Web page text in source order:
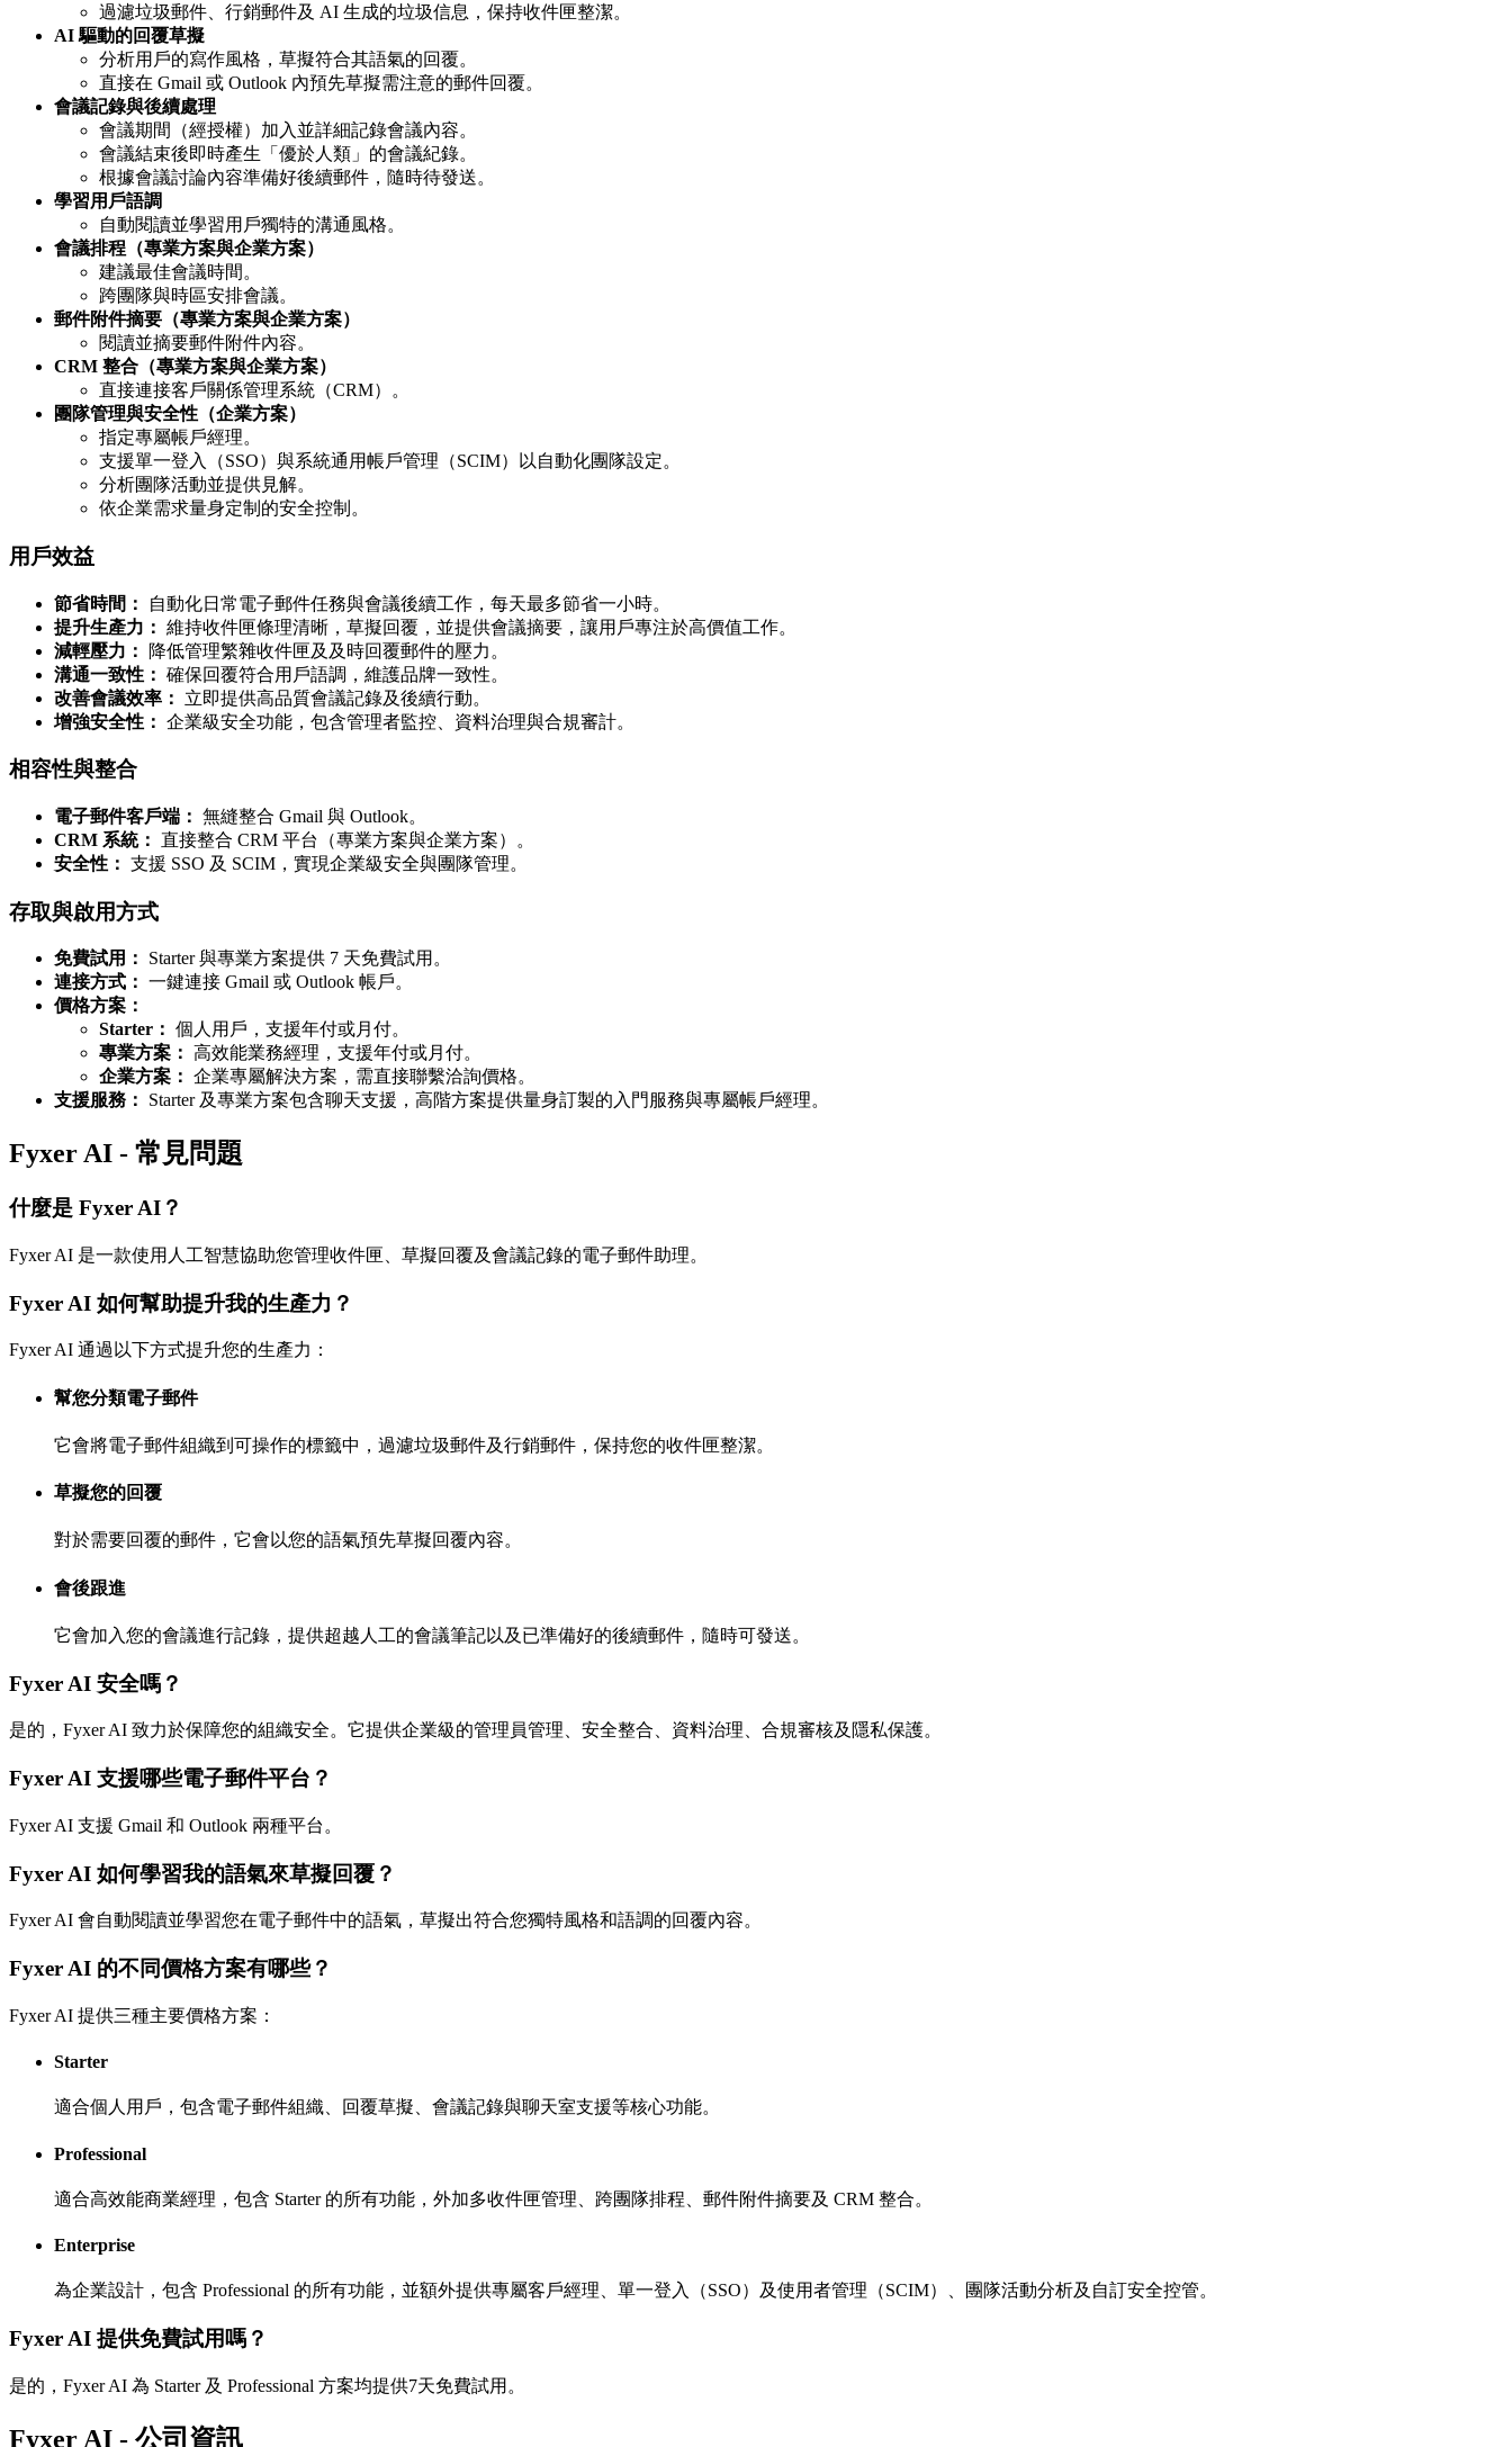
過濾垃圾郵件、行銷郵件及 AI 生成的垃圾信息，保持收件匣整潔。
AI 驅動的回覆草擬
分析用戶的寫作風格，草擬符合其語氣的回覆。
直接在 Gmail 或 Outlook 內預先草擬需注意的郵件回覆。
會議記錄與後續處理
會議期間（經授權）加入並詳細記錄會議內容。
會議結束後即時產生「優於人類」的會議紀錄。
根據會議討論內容準備好後續郵件，隨時待發送。
學習用戶語調
自動閱讀並學習用戶獨特的溝通風格。
會議排程（專業方案與企業方案）
建議最佳會議時間。
跨團隊與時區安排會議。
郵件附件摘要（專業方案與企業方案）
閱讀並摘要郵件附件內容。
CRM 整合（專業方案與企業方案）
直接連接客戶關係管理系統（CRM）。
團隊管理與安全性（企業方案）
指定專屬帳戶經理。
支援單一登入（SSO）與系統通用帳戶管理（SCIM）以自動化團隊設定。
分析團隊活動並提供見解。
依企業需求量身定制的安全控制。
用戶效益
節省時間：
自動化日常電子郵件任務與會議後續工作，每天最多節省一小時。
提升生產力： 維持收件匣條理清晰，草擬回覆，並提供會議摘要，讓用戶專注於高價值工作。
減輕壓力：
降低管理繁雜收件匣及及時回覆郵件的壓力。
溝通一致性： 確保回覆符合用戶語調，維護品牌一致性。
改善會議效率：
立即提供高品質會議記錄及後續行動。
增強安全性： 企業級安全功能，包含管理者監控、資料治理與合規審計。
相容性與整合
電子郵件客戶端： 無縫整合 Gmail 與 Outlook。
CRM 系統： 直接整合 CRM 平台（專業方案與企業方案）。
安全性： 支援 SSO 及 SCIM，實現企業級安全與團隊管理。
存取與啟用方式
免費試用：
Starter 與專業方案提供 7 天免費試用。
連接方式： 一鍵連接 Gmail 或 Outlook 帳戶。
價格方案：
Starter： 個人用戶，支援年付或月付。
專業方案： 高效能業務經理，支援年付或月付。
企業方案： 企業專屬解決方案，需直接聯繫洽詢價格。
支援服務：
Starter 及專業方案包含聊天支援，高階方案提供量身訂製的入門服務與專屬帳戶經理。
Fyxer AI - 常見問題
什麼是 Fyxer AI？
Fyxer AI 是一款使用人工智慧協助您管理收件匣、草擬回覆及會議記錄的電子郵件助理。
Fyxer AI 如何幫助提升我的生產力？
Fyxer AI 通過以下方式提升您的生產力：
幫您分類電子郵件
它會將電子郵件組織到可操作的標籤中，過濾垃圾郵件及行銷郵件，保持您的收件匣整潔。
草擬您的回覆
對於需要回覆的郵件，它會以您的語氣預先草擬回覆內容。
會後跟進
它會加入您的會議進行記錄，提供超越人工的會議筆記以及已準備好的後續郵件，隨時可發送。
Fyxer AI 安全嗎？
是的，Fyxer AI 致力於保障您的組織安全。它提供企業級的管理員管理、安全整合、資料治理、合規審核及隱私保護。
Fyxer AI 支援哪些電子郵件平台？
Fyxer AI 支援 Gmail 和 Outlook 兩種平台。
Fyxer AI 如何學習我的語氣來草擬回覆？
Fyxer AI 會自動閱讀並學習您在電子郵件中的語氣，草擬出符合您獨特風格和語調的回覆內容。
Fyxer AI 的不同價格方案有哪些？
Fyxer AI 提供三種主要價格方案：
Starter
適合個人用戶，包含電子郵件組織、回覆草擬、會議記錄與聊天室支援等核心功能。
Professional
適合高效能商業經理，包含 Starter 的所有功能，外加多收件匣管理、跨團隊排程、郵件附件摘要及 CRM 整合。
Enterprise
為企業設計，包含 Professional 的所有功能，並額外提供專屬客戶經理、單一登入（SSO）及使用者管理（SCIM）、團隊活動分析及自訂安全控管。
Fyxer AI 提供免費試用嗎？
是的，Fyxer AI 為 Starter 及 Professional 方案均提供7天免費試用。
Fyxer AI - 公司資訊